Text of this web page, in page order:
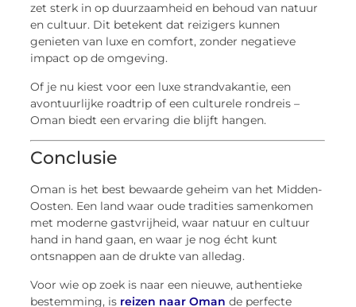
zet sterk in op duurzaamheid en behoud van natuur
en cultuur. Dit betekent dat reizigers kunnen
genieten van luxe en comfort, zonder negatieve
impact op de omgeving.
Of je nu kiest voor een luxe strandvakantie, een
avontuurlijke roadtrip of een culturele rondreis –
Oman biedt een ervaring die blijft hangen.
Conclusie
Oman is het best bewaarde geheim van het Midden-
Oosten. Een land waar oude tradities samenkomen
met moderne gastvrijheid, waar natuur en cultuur
hand in hand gaan, en waar je nog écht kunt
ontsnappen aan de drukte van alledag.
Voor wie op zoek is naar een nieuwe, authentieke
bestemming, is reizen naar Oman de perfecte